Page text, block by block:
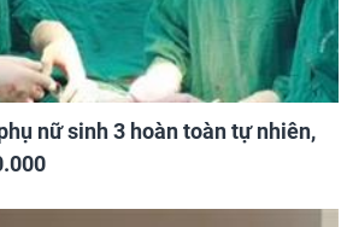
nữ sinh 3 hoàn toàn tự nhiên,